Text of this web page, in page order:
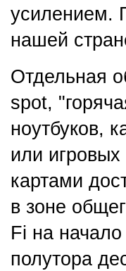
усилением.
нашей
Отдельная
spot,
ноутбуков,
или
картами
в зоне
Fi на
полутора